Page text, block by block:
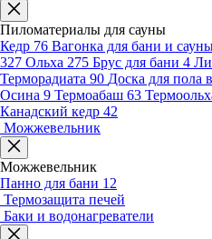
Пиломатериалы для сауны
Кедр 76 Вагонка для бани и
327 Ольха 275 Брус для бани 4
Терморадиата 90 Доска для пола
Осина 9 Термоабаш 63
Канадский кедр 42
Можжевельник
Можжевельник
Панно для бани 12
Термозащита печей
Баки и водонагреватели